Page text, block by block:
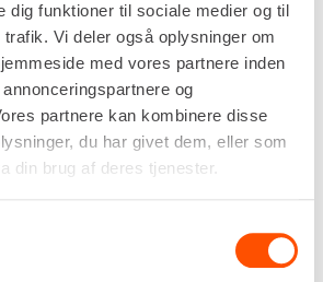
dig funktioner til sociale medier og til
Vi deler også oplysninger om
med vores partnere inden
og
partnere kan kombinere disse
du har givet dem, eller som
din brug af deres tjenester.
op til 7,2 kVA
– fleksibel til forskelligt
og bygget til professionelt brug
mod støv og fugt
at transportere – trods styrken
til midlertidige opgaver, hvor
er en forudsætning for at